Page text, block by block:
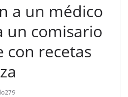
a un médico
un comisario
con recetas